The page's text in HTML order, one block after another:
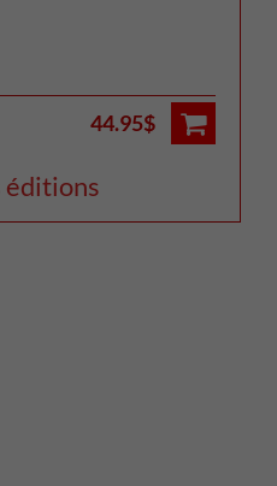
44.95$
éditions